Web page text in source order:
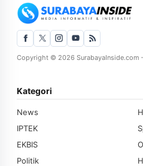
Copyright © 2026 SurabayaInside.com
Kategori
News
IPTEK
EKBIS
Politik